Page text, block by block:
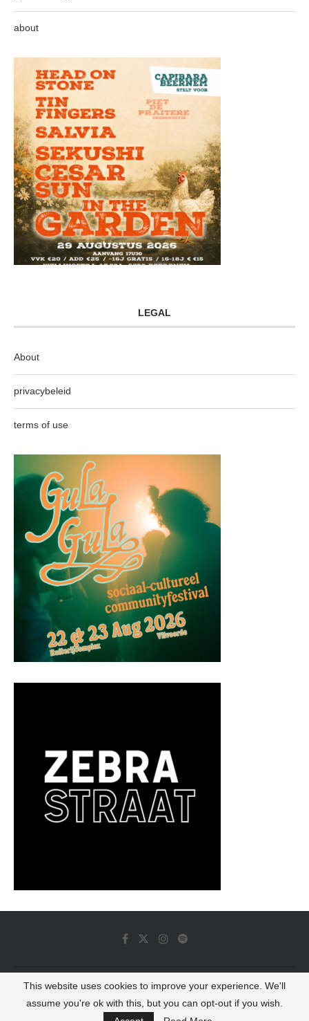
about
LEGAL
About
privacybeleid
terms of use
© 2022 - Luminous Dash All Rights Reserved
BACK TO TOP
This website uses cookies to improve your experience. We'll
assume you're ok with this, but you can opt-out if you wish.